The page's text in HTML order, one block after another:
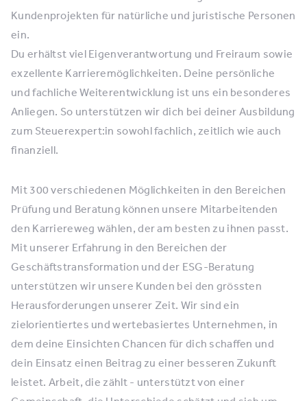
Kundenprojekten für natürliche und juristische Personen
ein.
Du erhältst viel Eigenverantwortung und Freiraum sowie
exzellente Karrieremöglichkeiten. Deine persönliche
und fachliche Weiterentwicklung ist uns ein besonderes
Anliegen. So unterstützen wir dich bei deiner Ausbildung
zum Steuerexpert:in sowohl fachlich, zeitlich wie auch
finanziell.
Mit 300 verschiedenen Möglichkeiten in den Bereichen
Prüfung und Beratung können unsere Mitarbeitenden
den Karriereweg wählen, der am besten zu ihnen passt.
Mit unserer Erfahrung in den Bereichen der
Geschäftstransformation und der ESG-Beratung
unterstützen wir unsere Kunden bei den grössten
Herausforderungen unserer Zeit. Wir sind ein
zielorientiertes und wertebasiertes Unternehmen, in
dem deine Einsichten Chancen für dich schaffen und
dein Einsatz einen Beitrag zu einer besseren Zukunft
leistet. Arbeit, die zählt - unterstützt von einer